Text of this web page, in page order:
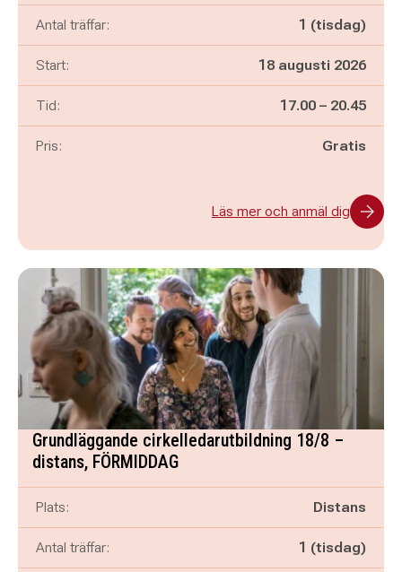
Antal träffar: 1 (tisdag)
Start: 18 augusti 2026
Tid: Pågår mellan
17.00 – och
20.45
Pris: Gratis
Läs mer och anmäl dig
Grundläggande cirkelledarutbildning 18/8 –
distans, FÖRMIDDAG
Plats: Distans
Antal träffar: 1 (tisdag)